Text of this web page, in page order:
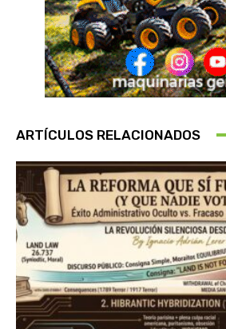
ARTÍCULOS RELACIONADOS